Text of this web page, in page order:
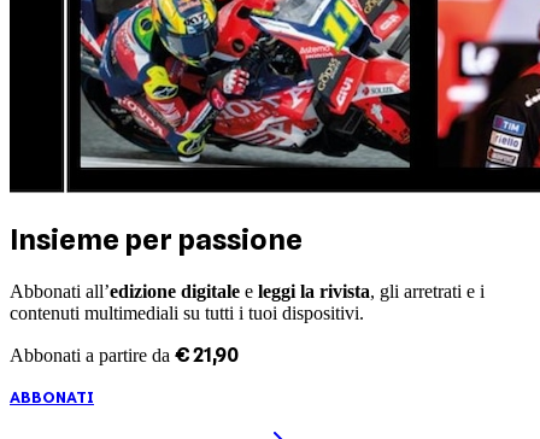
Insieme per passione
Abbonati all’edizione digitale e leggi la rivista, gli arretrati e i
contenuti multimediali su tutti i tuoi dispositivi.
Abbonati a partire da €21 ,90
ABBONATI